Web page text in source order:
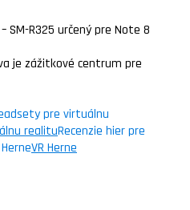
SM-R325 určený pre Note 8
je zážitkové centrum pre
pre virtuálnu
realituRecenzie hier pre
VR Herne